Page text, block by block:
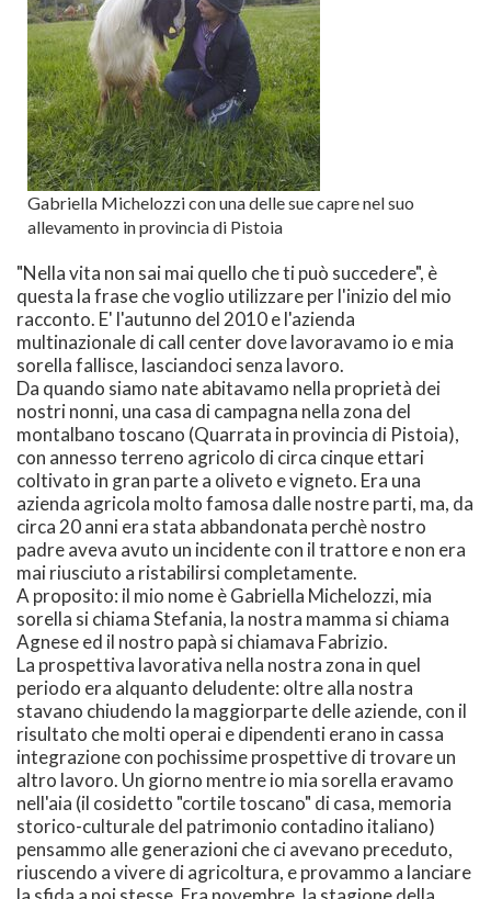
Gabriella Michelozzi con una delle sue capre nel suo
allevamento in provincia di Pistoia
"Nella vita non sai mai quello che ti può succedere", è
questa la frase che voglio utilizzare per l'inizio del mio
racconto. E' l'autunno del 2010 e l'azienda
multinazionale di call center dove lavoravamo io e mia
sorella fallisce, lasciandoci senza lavoro.
Da quando siamo nate abitavamo nella proprietà dei
nostri nonni, una casa di campagna nella zona del
montalbano toscano (Quarrata in provincia di Pistoia),
con annesso terreno agricolo di circa cinque ettari
coltivato in gran parte a oliveto e vigneto. Era una
azienda agricola molto famosa dalle nostre parti, ma, da
circa 20 anni era stata abbandonata perchè nostro
padre aveva avuto un incidente con il trattore e non era
mai riusciuto a ristabilirsi completamente.
A proposito: il mio nome è Gabriella Michelozzi, mia
sorella si chiama Stefania, la nostra mamma si chiama
Agnese ed il nostro papà si chiamava Fabrizio.
La prospettiva lavorativa nella nostra zona in quel
periodo era alquanto deludente: oltre alla nostra
stavano chiudendo la maggiorparte delle aziende, con il
risultato che molti operai e dipendenti erano in cassa
integrazione con pochissime prospettive di trovare un
altro lavoro. Un giorno mentre io mia sorella eravamo
nell'aia (il cosidetto "cortile toscano" di casa, memoria
storico-culturale del patrimonio contadino italiano)
pensammo alle generazioni che ci avevano preceduto,
riuscendo a vivere di agricoltura, e provammo a lanciare